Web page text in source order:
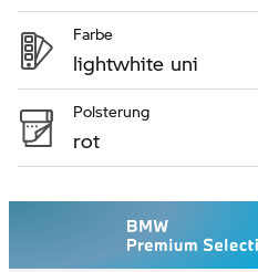
Farbe
lightwhite uni
Polsterung
rot